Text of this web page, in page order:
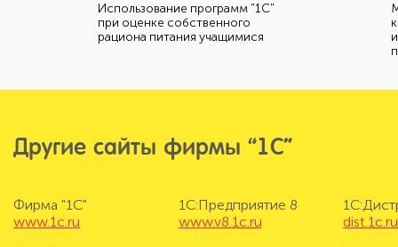
Использование программ "1С"
при оценке собственного
рациона питания учащимися
Другие сайты фирмы “1С”
Фирма "1С"
www.1c.ru
1С:Предприятие 8
www.v8.1c.ru
dist.1c.ru